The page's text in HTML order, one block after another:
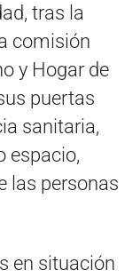
tras la
comisión
y Hogar de
puertas
sanitaria,
espacio,
las personas
en situación